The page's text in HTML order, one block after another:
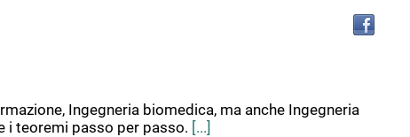
Ingegneria biomedica, ma anche Ingegneria
i teoremi passo per passo. [...]